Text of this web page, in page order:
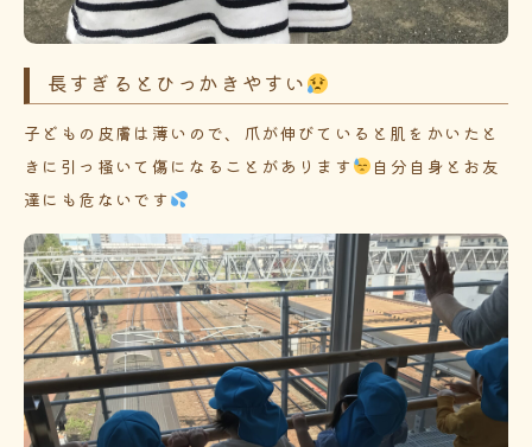
長すぎるとひっかきやすい
子どもの皮膚は薄いので、爪が伸びていると肌をかいたと
きに引っ掻いて傷になることがあります
自分自身とお友
達にも危ないです